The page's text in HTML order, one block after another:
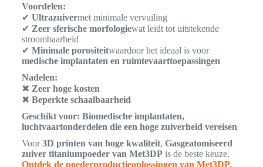
Voordelen:
✔ Ultrazuivermet minimale vervuiling
✔ Zeer sferische morfologiewat leidt tot uitstekende
stroombaarheid
✔ Minimale porositeitwaardoor het ideaal is voor
medische implantaten en ruimtevaarttoepassingen
Nadelen:
✖ Zeer hoge kosten
✖ Beperkte schaalbaarheid
Geschikt voor: Biomedische implantaten,
luchtvaartonderdelen die een hoge zuiverheid vereisen
Voor3D printen van hoge kwaliteit, Gasgeatomiseerd
zuiver titaniumpoeder van Met3DPis de beste keuze.
Ontdek de poederproductieoplossingen van Met3DP.